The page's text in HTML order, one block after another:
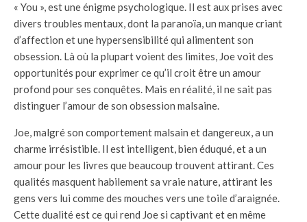
« You », est une énigme psychologique. Il est aux prises avec
divers troubles mentaux, dont la paranoïa, un manque criant
d’affection et une hypersensibilité qui alimentent son
obsession. Là où la plupart voient des limites, Joe voit des
opportunités pour exprimer ce qu’il croit être un amour
profond pour ses conquêtes. Mais en réalité, il ne sait pas
distinguer l’amour de son obsession malsaine.
Joe, malgré son comportement malsain et dangereux, a un
charme irrésistible. Il est intelligent, bien éduqué, et a un
amour pour les livres que beaucoup trouvent attirant. Ces
qualités masquent habilement sa vraie nature, attirant les
gens vers lui comme des mouches vers une toile d’araignée.
Cette dualité est ce qui rend Joe si captivant et en même